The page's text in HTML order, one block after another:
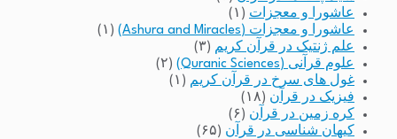
عاشورا و معجزات (۱)
عاشورا و معجزات (Ashura and Miracles)
(۱)
علم ژنتیک در قرآن کریم (۳)
علوم قرآنی (Quranic Sciences)
(۲)
غول های سرخ در قرآن کریم (۱)
فیزیک در قرآن (۱۸)
کره زمین در قرآن (۶)
کیهان شناسی در قرآن (۶۵)